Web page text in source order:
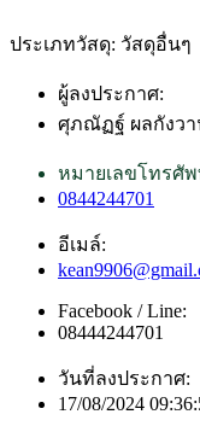
ประเภทวัสดุ: วัสดุอื่นๆ
ผู้ลงประกาศ:
ศุภณัฏฐ์ ผลกังว
หมายเลขโทรศั
0844244701
อีเมล์:
Facebook / Line:
08444244701
วันที่ลงประกาศ:
17/08/2024